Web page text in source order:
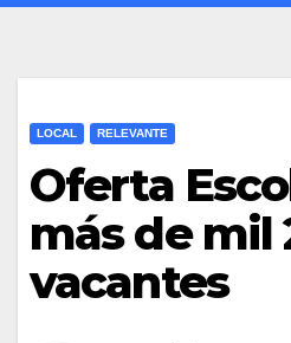
LOCAL RELEVANTE
Oferta
más de mil
vacantes